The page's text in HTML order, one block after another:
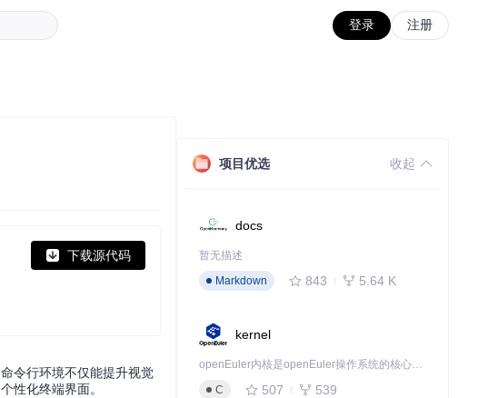
登录 注册
下载源代码
令行环境不仅能提升视觉
性化终端界面。
项目优选 收起
docs
暂无描述
Markdown
843 5.64 K
kernel
openEuler内核是openEuler操作系统的核心，既是系统性能与稳定性的基石，也是连接处理器、设备与服务的桥梁。
C
507 539